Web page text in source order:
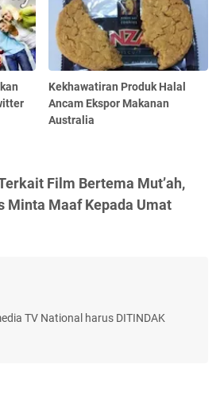
Kekhawatiran Produk Halal
Ancam Ekspor Makanan
Australia
Film Bertema Mut’ah,
Minta Maaf Kepada Umat
TV National harus DITINDAK